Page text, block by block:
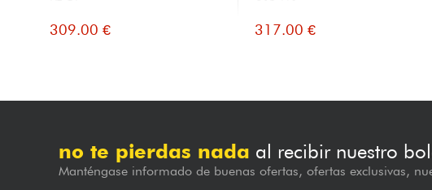
309.00 € 317.00 €
no te pierdas nada al recibir nuestro
Manténgase informado de buenas ofertas, ofertas exclusivas,